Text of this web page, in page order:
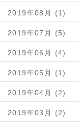
2019年08月 (1)
2019年07月 (5)
2019年06月 (4)
2019年05月 (1)
2019年04月 (2)
2019年03月 (2)